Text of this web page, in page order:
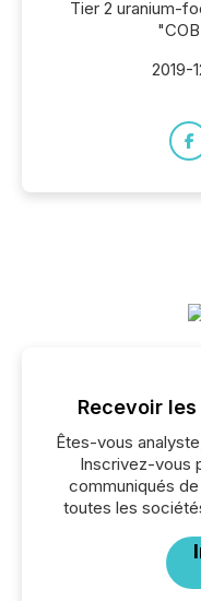
Tier 2 uranium-
2019-
Recevoir
Êtes-vous
Inscrivez-vous
communiqués
toutes les